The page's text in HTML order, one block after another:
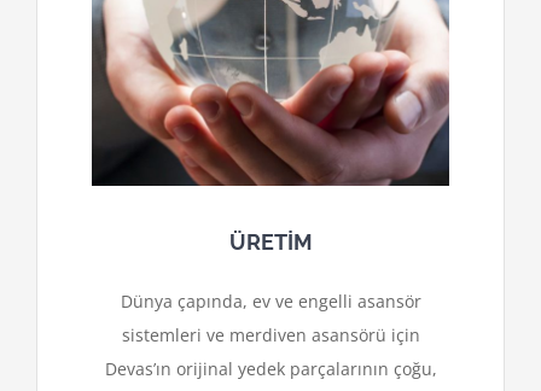
ÜRETİM
Dünya çapında, ev ve engelli asansör
sistemleri ve merdiven asansörü için
Devas’ın orijinal yedek parçalarının çoğu,